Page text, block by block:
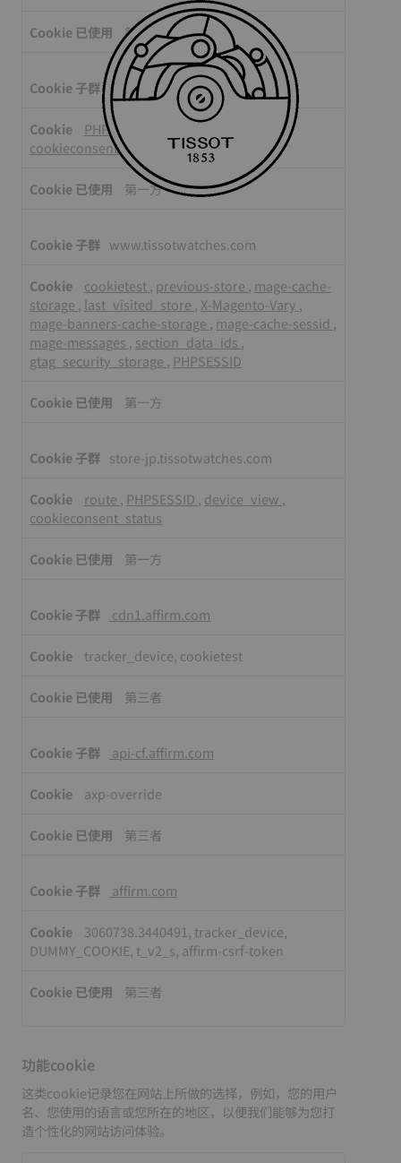
第一方
store.tissotwatches.com
PHPSESSID device_view route,
cookieconsent_status
第一方
www.tissotwatches.com
cookietest , previous-store , mage-cache-
storage , last_visited_store , X-Magento-Vary ,
mage-banners-cache-storage , mage-cache-sessid ,
mage-messages , section_data_ids ,
gtag_security_storage , PHPSESSID
第一方
store-jp.tissotwatches.com
route , PHPSESSID , device_view ,
cookieconsent_status
第一方
cdn1.affirm.com
tracker_device, cookietest
第三者
api-cf.affirm.com
axp-override
第三者
affirm.com
3060738.3440491, tracker_device,
DUMMY_COOKIE, t_v2_s, affirm-csrf-token
第三者
功能cookie
这类cookie记录您在网站上所做的选择，例如，您的用户
名、您使用的语言或您所在的地区，以便我们能够为您打
造个性化的网站访问体验。